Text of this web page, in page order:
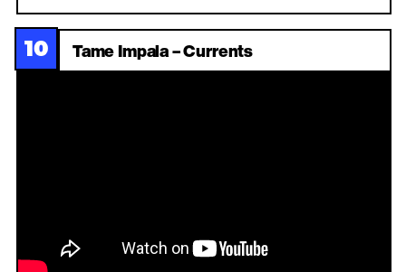
10 Tame Impala – Currents